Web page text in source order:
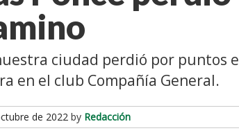
ciudad perdió por puntos
en el club Compañía General.
de 2022 by Redacción